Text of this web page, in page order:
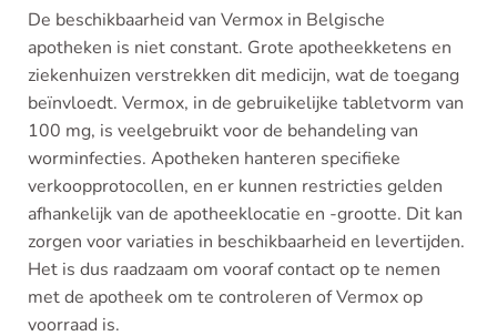
De beschikbaarheid van Vermox in Belgische
apotheken is niet constant. Grote apotheekketens en
ziekenhuizen verstrekken dit medicijn, wat de toegang
beïnvloedt. Vermox, in de gebruikelijke tabletvorm van
100 mg, is veelgebruikt voor de behandeling van
worminfecties. Apotheken hanteren specifieke
verkoopprotocollen, en er kunnen restricties gelden
afhankelijk van de apotheeklocatie en -grootte. Dit kan
zorgen voor variaties in beschikbaarheid en levertijden.
Het is dus raadzaam om vooraf contact op te nemen
met de apotheek om te controleren of Vermox op
voorraad is.